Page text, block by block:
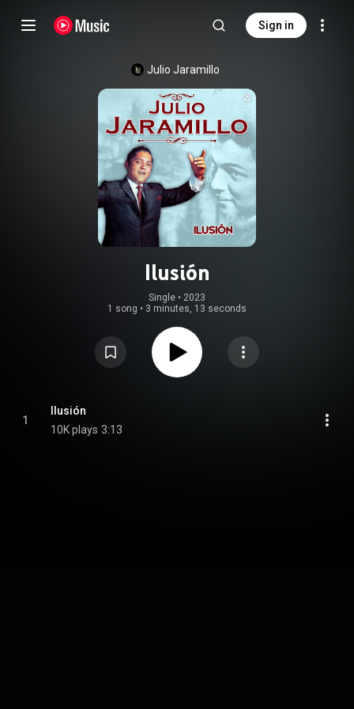
Sign in
Julio Jaramillo
Ilusión
Single • 2023
1 song • 3 minutes, 13 seconds
1
Ilusión
10K plays 3:13